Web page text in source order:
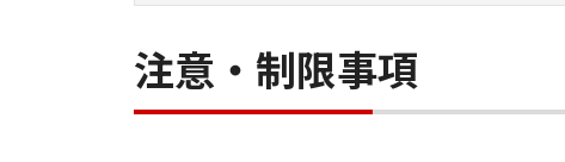
ができます。
(3) 上記(1)および(2)に定める場合を除
わず、本契約書によってお客様に譲渡
注意・制限事項